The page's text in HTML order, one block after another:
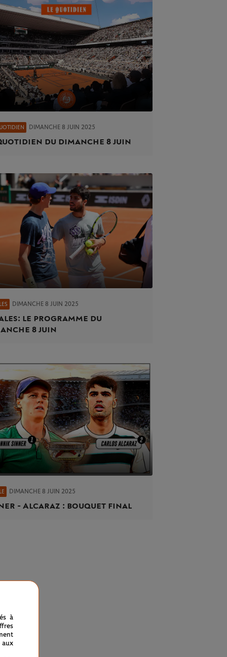
DIMANCHE 8 JUIN 2025
du dimanche 8 juin
DIMANCHE 8 JUIN 2025
: le programme du
8 juin
DIMANCHE 8 JUIN 2025
- Alcaraz : bouquet final
à
aux